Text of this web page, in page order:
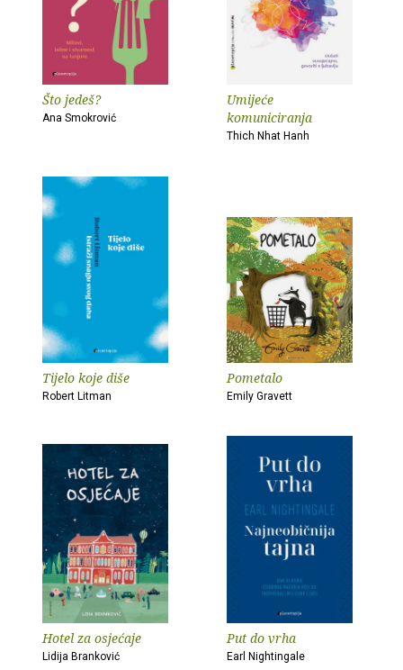
Što jedeš?
Ana Smokrović
Umijeće
komuniciranja
Thich Nhat Hanh
Tijelo koje diše
Robert Litman
Pometalo
Emily Gravett
Hotel za osjećaje
Lidija Branković
Put do vrha
Earl Nightingale